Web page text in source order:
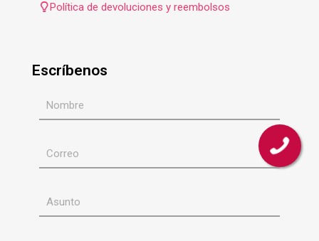
Política de devoluciones y reembolsos
Escríbenos